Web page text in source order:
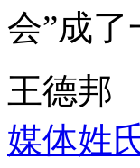
会”成
王德邦
媒体姓